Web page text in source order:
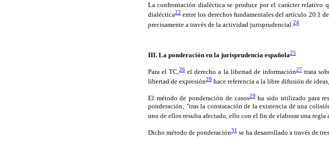
La confrontación dialéctica se produce por el carácter relativo
dialéctica22 entre los derechos fundamentales del artículo 20.1
precisamente a través de la actividad jurisprudencial. 24
III. La ponderación en la jurisprudencia española25
Para el TC,26el derecho a la libertad de información27trata
libertad de expresión28 hace referencia a la libre difusión de
El método de ponderación de casos29ha sido utilizado para
ponderación; "tras la constatación de la existencia de una
uno de ellos resulta afectado, ello con el fin de elaborar una
Dicho método de ponderación31 se ha desarrollado a través de